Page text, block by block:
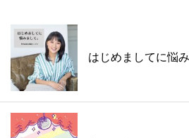
はじめましてに悩み